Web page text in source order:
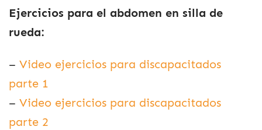
Ejercicios para el abdomen en silla de
rueda:
– Video ejercicios para discapacitados
parte 1
– Video ejercicios para discapacitados
parte 2